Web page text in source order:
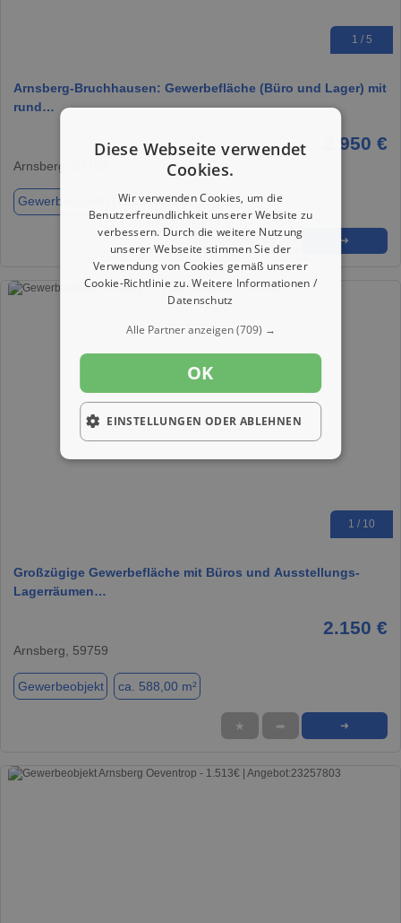
1 / 5
Arnsberg-Bruchhausen: Gewerbefläche (Büro und Lager) mit
rund…
2.950 €
Arnsberg, 59759
Gewerbeobjekt ca. 840,00 m²
➜
1 / 10
Großzügige Gewerbefläche mit Büros und Ausstellungs-
Lagerräumen…
2.150 €
Arnsberg, 59759
Gewerbeobjekt ca. 588,00 m²
★ ➦ ➜
Diese Webseite verwendet
Cookies.
Wir verwenden Cookies, um die
Benutzerfreundlichkeit unserer Website zu
verbessern. Durch die weitere Nutzung
unserer Webseite stimmen Sie der
Verwendung von Cookies gemäß unserer
Cookie-Richtlinie zu.Weitere Informationen /
Datenschutz
Alle Partner anzeigen(709) →
OK
EINSTELLUNGEN ODER ABLEHNEN